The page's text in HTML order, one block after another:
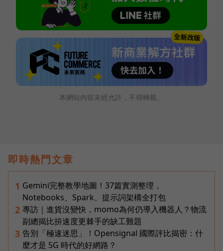
本網站內容未經允許，不得轉載。
即時熱門文章
1 Gemini完整教學地圖！37篇實測整理，
Notebooks、Spark、提示詞架構全打包
2 專訪｜進貨沒變快，momo為何仍導入機器人？物流
副總揭比拚速度更棘手的缺工難題
3 告別「極速迷思」！Opensignal 國際評比揭密：什
麼才是 5G 時代的好網路？